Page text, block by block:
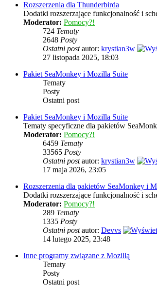
Rozszerzenia dla Thunderbirda
Dodatki rozszerzające funkcjonalność i
Moderator: Pomocy?!
724 Tematy
2648 Posty
Ostatni postautor: krystian3w
27 listopada 2025, 18:03
Pakiet SeaMonkey i Mozilla Suite
Tematy
Posty
Ostatni post
Pakiet SeaMonkey i Mozilla Suite
Tematy specyficzne dla pakietów
Moderator: Pomocy?!
6459 Tematy
33565 Posty
Ostatni postautor: krystian3w
17 maja 2026, 23:05
Rozszerzenia dla pakietów SeaMonkey i
Dodatki rozszerzające funkcjonalność i
Moderator: Pomocy?!
289 Tematy
1335 Posty
Ostatni postautor: Devvs
14 lutego 2025, 23:48
Inne programy związane z Mozillą
Tematy
Posty
Ostatni post